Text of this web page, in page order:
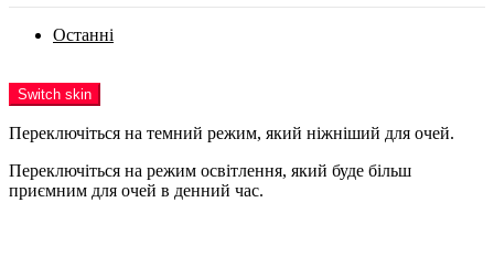
Останні
Switch skin
Переключіться на темний режим, який ніжніший для очей.
Переключіться на режим освітлення, який буде більш
приємним для очей в денний час.